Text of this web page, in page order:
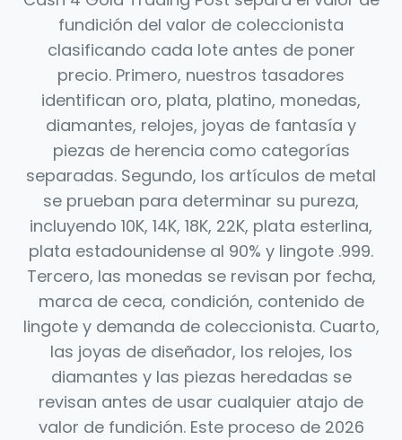
fundición del valor de coleccionista
clasificando cada lote antes de poner
precio. Primero, nuestros tasadores
identifican oro, plata, platino, monedas,
diamantes, relojes, joyas de fantasía y
piezas de herencia como categorías
separadas. Segundo, los artículos de metal
se prueban para determinar su pureza,
incluyendo 10K, 14K, 18K, 22K, plata esterlina,
plata estadounidense al 90% y lingote .999.
Tercero, las monedas se revisan por fecha,
marca de ceca, condición, contenido de
lingote y demanda de coleccionista. Cuarto,
las joyas de diseñador, los relojes, los
diamantes y las piezas heredadas se
revisan antes de usar cualquier atajo de
valor de fundición. Este proceso de 2026